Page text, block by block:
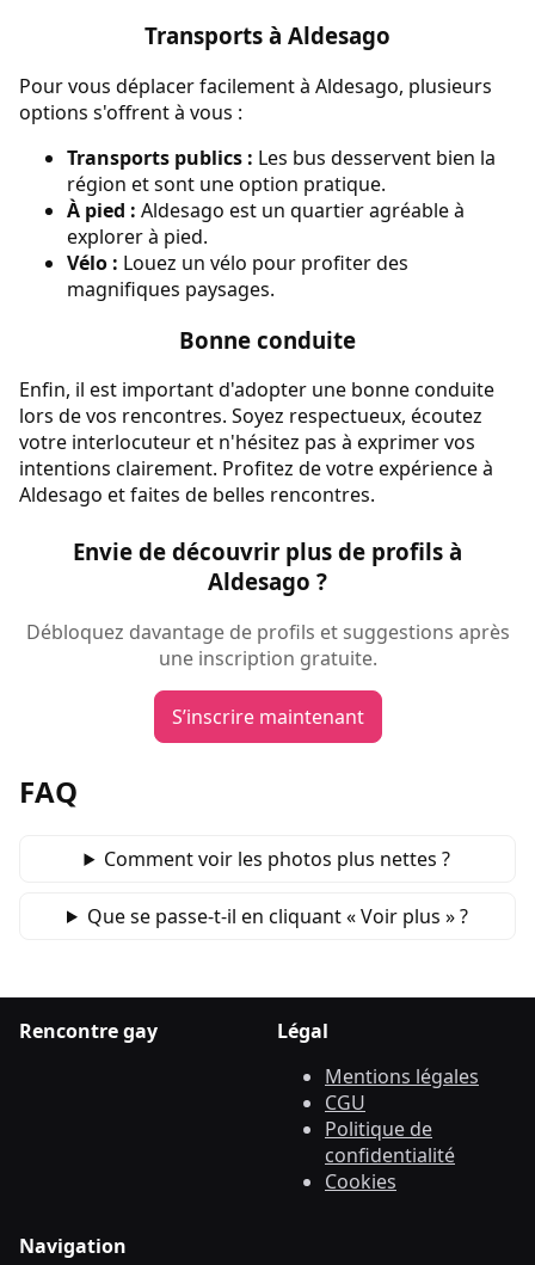
Transports à Aldesago
Pour vous déplacer facilement à Aldesago, plusieurs
options s'offrent à vous :
Transports publics : Les bus desservent bien la
région et sont une option pratique.
À pied : Aldesago est un quartier agréable à
explorer à pied.
Vélo : Louez un vélo pour profiter des
magnifiques paysages.
Bonne conduite
Enfin, il est important d'adopter une bonne conduite
lors de vos rencontres. Soyez respectueux, écoutez
votre interlocuteur et n'hésitez pas à exprimer vos
intentions clairement. Profitez de votre expérience à
Aldesago et faites de belles rencontres.
Envie de découvrir plus de profils à
Aldesago ?
Débloquez davantage de profils et suggestions après
une inscription gratuite.
S’inscrire maintenant
FAQ
Comment voir les photos plus nettes ?
Que se passe‑t‑il en cliquant « Voir plus » ?
Rencontre gay
Légal
Mentions légales
CGU
Politique de
confidentialité
Cookies
Navigation